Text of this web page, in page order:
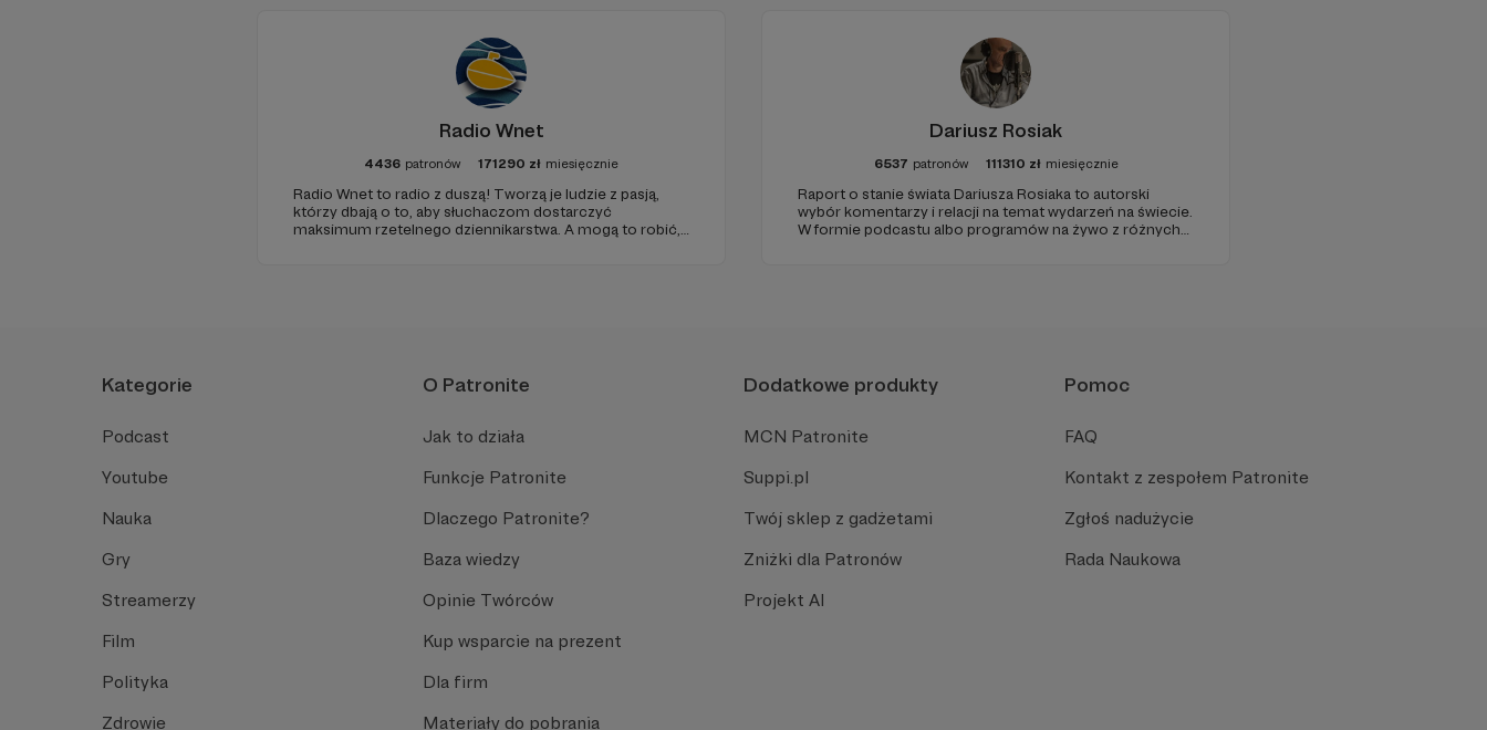
Radio Wnet
4436 patronów 171290 zł miesięcznie
Radio Wnet to radio z duszą! Tworzą je ludzie z pasją,
którzy dbają o to, aby słuchaczom dostarczyć
maksimum rzetelnego dziennikarstwa. A mogą to robić,
Dariusz Rosiak
6537 patronów 111310 zł miesięcznie
Raport o stanie świata Dariusza Rosiaka to autorski
wybór komentarzy i relacji na temat wydarzeń na świecie.
W formie podcastu albo programów na żywo z różnych
Kategorie
Podcast
Youtube
Nauka
Gry
Streamerzy
Film
Polityka
Zdrowie
O Patronite
Jak to działa
Funkcje Patronite
Dlaczego Patronite?
Baza wiedzy
Opinie Twórców
Kup wsparcie na prezent
Dla firm
Materiały do pobrania
Dodatkowe produkty
MCN Patronite
Suppi.pl
Twój sklep z gadżetami
Zniżki dla Patronów
Projekt AI
Pomoc
FAQ
Kontakt z zespołem Patronite
Zgłoś nadużycie
Rada Naukowa